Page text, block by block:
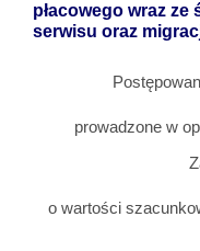
płacowego wraz ze
serwisu oraz
prowadzone w
o wartości